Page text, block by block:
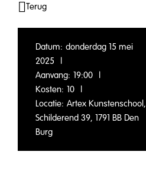
Terug
Datum: donderdag 15 mei
2025
|
Aanvang: 19:00
|
Kosten: 10
|
Locatie: Artex Kunstenschool,
Schilderend 39, 1791 BB Den
Burg